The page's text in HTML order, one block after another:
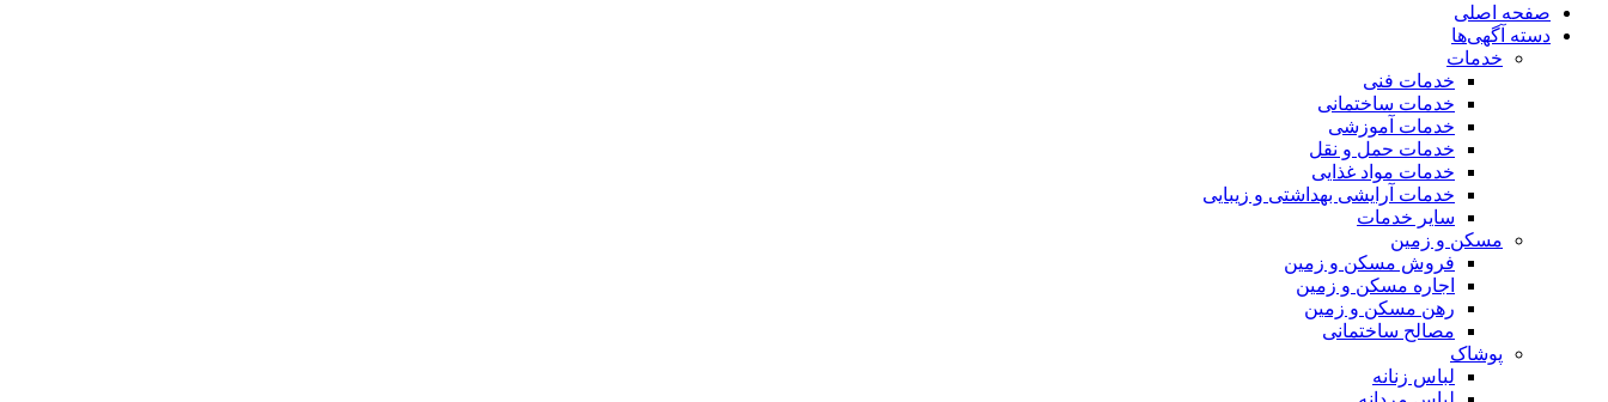
صفحه اصلی
دسته آگهی‌ها
خدمات
خدمات فنی
خدمات ساختمانی
خدمات آموزشی
خدمات حمل و نقل
خدمات مواد غذایی
خدمات آرایشی بهداشتی و زیبایی
سایر خدمات
مسکن و زمین
فروش مسکن و زمین
اجاره مسکن و زمین
رهن مسکن و زمین
مصالح ساختمانی
پوشاک
لباس زنانه